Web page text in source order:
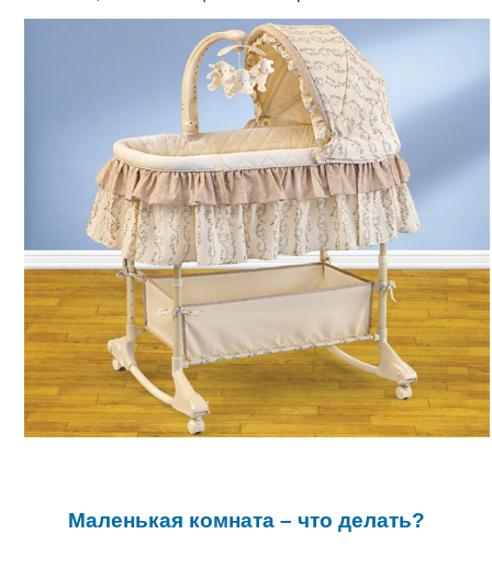
Маленькая комната – что делать?